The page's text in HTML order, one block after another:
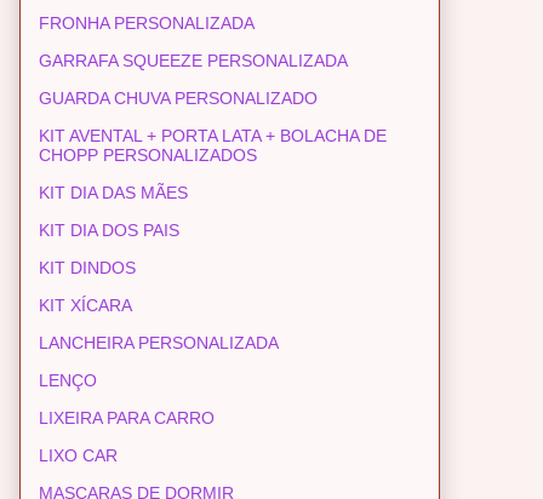
FRONHA PERSONALIZADA
GARRAFA SQUEEZE PERSONALIZADA
GUARDA CHUVA PERSONALIZADO
KIT AVENTAL + PORTA LATA + BOLACHA DE
CHOPP PERSONALIZADOS
KIT DIA DAS MÃES
KIT DIA DOS PAIS
KIT DINDOS
KIT XÍCARA
LANCHEIRA PERSONALIZADA
LENÇO
LIXEIRA PARA CARRO
LIXO CAR
MASCARAS DE DORMIR